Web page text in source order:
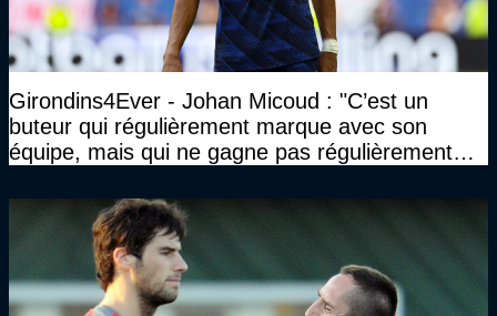
Girondins4Ever - Johan Micoud : "C’est un
buteur qui régulièrement marque avec son
équipe, mais qui ne gagne pas régulièrement